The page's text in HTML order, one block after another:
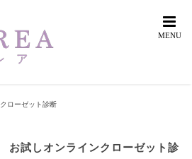
クローゼット診断
お試しオンラインクローゼット診